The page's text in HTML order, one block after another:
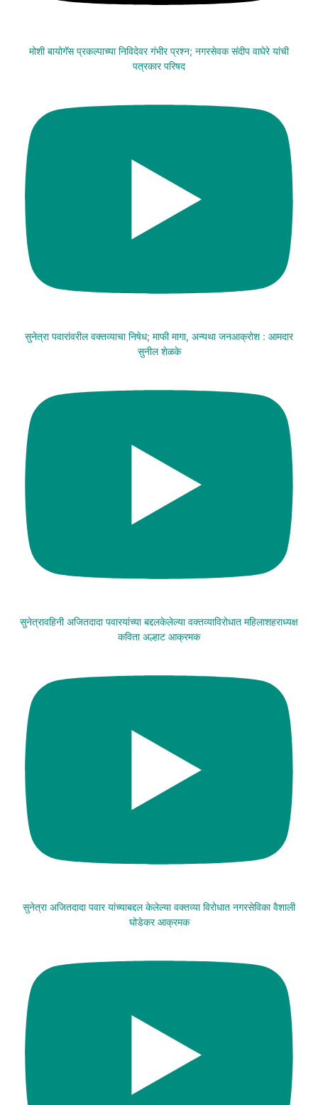
मोशी बायोगॅस प्रकल्पाच्या निविदेवर गंभीर प्रश्न; नगरसेवक संदीप वाघेरे यांची
पत्रकार परिषद
सुनेत्रा पवारांवरील वक्तव्याचा निषेध; माफी मागा, अन्यथा जनआक्रोश : आमदार
सुनील शेळके
सुनेत्रावहिनी अजितदादा पवारयांच्या बद्दलकेलेल्या वक्तव्याविरोधात महिलाशहराध्यक्ष
कविता अल्हाट आक्रमक
सुनेत्रा अजितदादा पवार यांच्याबद्दल केलेल्या वक्तव्या विरोधात नगरसेविका वैशाली
घोडेकर आक्रमक